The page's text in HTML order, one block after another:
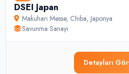
DSEI Japan
Makuhari Messe, Chiba, Japonya
Savunma Sanayi
Detayları Gör